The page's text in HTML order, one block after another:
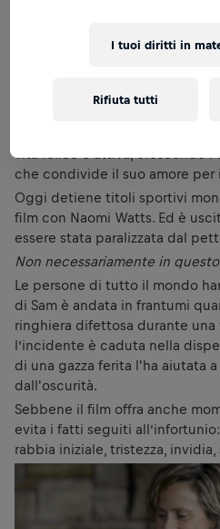
vita felice e attiva, crescendo i
che condivide il suo amore per
Oggi detiene titoli sportivi
film con Naomi Watts. Ed è
essere stata paralizzata dal
Non necessariamente in
Le persone di tutto il mondo
di Sam è andata in frantumi
ringhiera difettosa durante una
l’incidente è caduta nella
di una gazza ferita l'ha aiutata
dall'oscurità.
Sebbene il film offra anche
evita i fatti seguiti
rabbia iniziale, tristezza, invidia,
I tuoi diritti in
Rifiuta tutti